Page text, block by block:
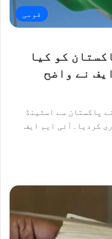
قومی
کو کیا
نے واضح
پاکستان سے اسٹینڈ
کردیا۔آئی ایم ایف